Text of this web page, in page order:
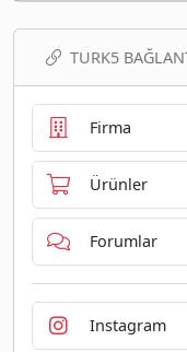
TURK5
Firma
Ürünler
Forumlar
Instagram